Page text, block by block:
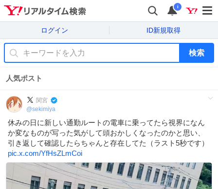
i
ログイン ID新規取得
検索
人気ポスト
関宮
@sekimiya
休みの日に新しい通勤ルートの電車に乗ってたら視界になん
か変なものが写った気がして頭おかしくなったのかと思い、
引き返して確認したらちゃんと存在してた（ラスト5秒です）
pic.x.com/YfHsZLmCoi